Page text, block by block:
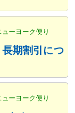
ーヨーク便り
期割引につ
ーヨーク便り